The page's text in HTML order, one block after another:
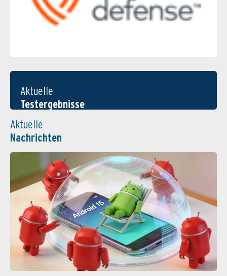
Aktuelle
Testergebnisse
Aktuelle
Nachrichten